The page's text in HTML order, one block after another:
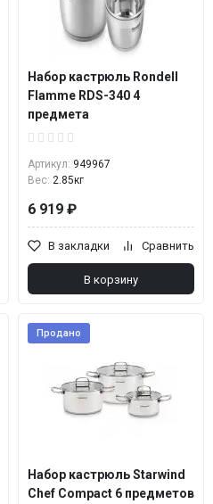
Набор кастрюль Rondell
Flamme RDS-340 4
предмета
Артикул: 949967
Вес: 2.85кг
6 919 ₽
В закладки Сравнить
В корзину
Продано
Набор кастрюль Starwind
Chef Compact 6 предметов